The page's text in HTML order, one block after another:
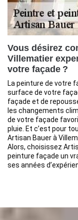
Vous désirez
Villematier
votre façade ?
La peinture de votre
surface de votre
façade et de
les changements
de votre façade
pluie. Et c’est pour
Artisan Bauer à
Alors, choisissez
peinture façade un
ses années